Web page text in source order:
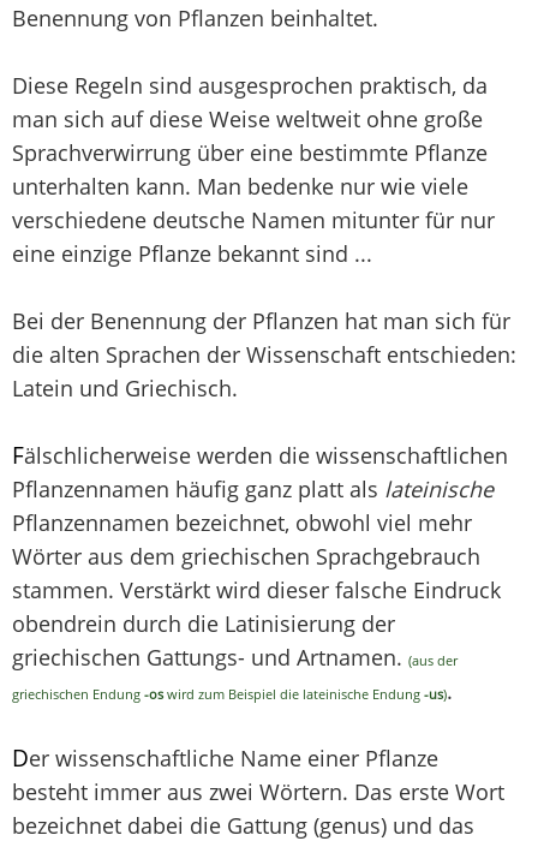
Benennung von Pflanzen beinhaltet.
Diese Regeln sind ausgesprochen praktisch, da
man sich auf diese Weise weltweit ohne große
Sprachverwirrung über eine bestimmte Pflanze
unterhalten kann. Man bedenke nur wie viele
verschiedene deutsche Namen mitunter für nur
eine einzige Pflanze bekannt sind ...
Bei der Benennung der Pflanzen hat man sich für
die alten Sprachen der Wissenschaft entschieden:
Latein und Griechisch.
Fälschlicherweise werden die wissenschaftlichen
Pflanzennamen häufig ganz platt als lateinische
Pflanzennamen bezeichnet, obwohl viel mehr
Wörter aus dem griechischen Sprachgebrauch
stammen. Verstärkt wird dieser falsche Eindruck
obendrein durch die Latinisierung der
griechischen Gattungs- und Artnamen. (aus der
griechischen Endung -os wird zum Beispiel die lateinische Endung -us).
Der wissenschaftliche Name einer Pflanze
besteht immer aus zwei Wörtern. Das erste Wort
bezeichnet dabei die Gattung (genus) und das